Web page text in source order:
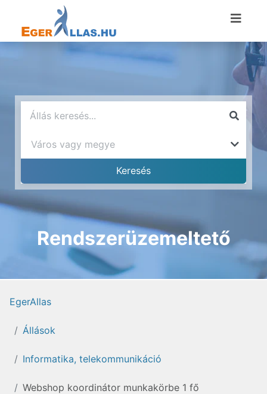
Rendszerüzemeltető
EgerAllas
Állások
Informatika, telekommunikáció
Webshop koordinátor munkakörbe 1 fő